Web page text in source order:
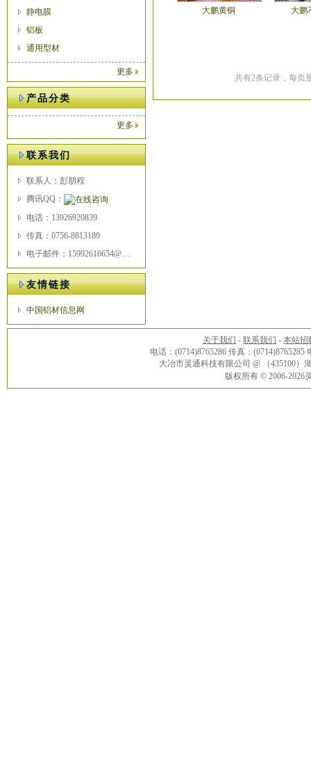
静电膜
铝板
通用型材
更多
产品分类
更多
联系我们
联系人：彭朋程
腾讯QQ：
电话：13926920839
传真：0756-8813189
电子邮件：15992616654@163.com
友情链接
中国铝材信息网
大鹏黄铜 大鹏
共有2条记录，每页
关于我们 - 联系我们 - 本站招
电话：(0714)8765286 传真：(0714)8765285
大冶市灵通科技有限公司 @ （435100
版权所有 © 2006-2026